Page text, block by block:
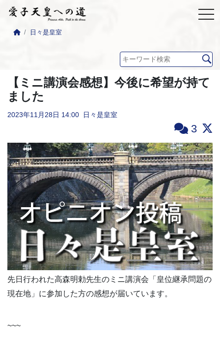
日々是皇室
【ミニ講演会感想】今後に希望が持て
ました
2023年11月28日 14:00 日々是皇室
3
先日行われた高森明勅先生のミニ講演会「皇位継承問題の
現在地」に参加した方の感想が届いています。
~~~